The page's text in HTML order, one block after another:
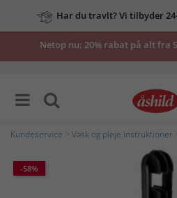
Har du travlt? Vi tilbyder
Netop nu: 20% rabat på alt fra
Kundeservice Vask og pleje instruktioner
-58%